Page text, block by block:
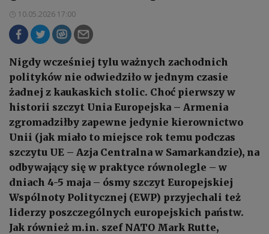
10.05.2026 17:00
Nigdy wcześniej tylu ważnych zachodnich
polityków nie odwiedziło w jednym czasie
żadnej z kaukaskich stolic. Choć pierwszy w
historii szczyt Unia Europejska – Armenia
zgromadziłby zapewne jedynie kierownictwo
Unii (jak miało to miejsce rok temu podczas
szczytu UE – Azja Centralna w Samarkandzie), na
odbywający się w praktyce równolegle – w
dniach 4-5 maja – ósmy szczyt Europejskiej
Wspólnoty Politycznej (EWP) przyjechali też
liderzy poszczególnych europejskich państw.
Jak również m.in. szef NATO Mark Rutte,